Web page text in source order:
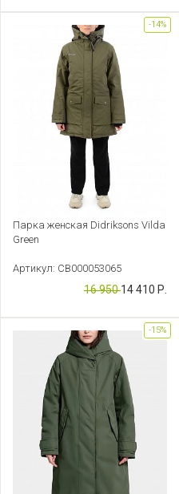
Парка женская Didriksons Vilda
Green
Артикул: CB000053065
16 95014 410 Р.
-14%
-15%